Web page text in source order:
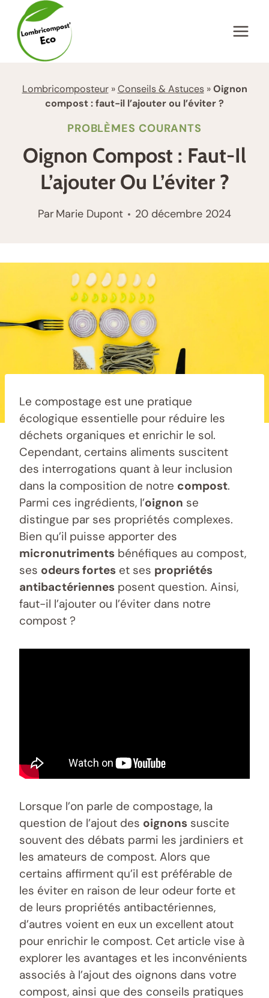
contenu
Lombricomposteur»Conseils & Astuces»Oignon
compost : faut-il l’ajouter ou l’éviter ?
PROBLÈMES COURANTS
Oignon Compost : Faut-Il
L’ajouter Ou L’éviter ?
ParMarie Dupont 20 décembre 2024
Le compostage est une pratique
écologique essentielle pour réduire les
déchets organiques et enrichir le sol.
Cependant, certains aliments suscitent
des interrogations quant à leur inclusion
dans la composition de notre compost.
Parmi ces ingrédients, l’oignon se
distingue par ses propriétés complexes.
Bien qu’il puisse apporter des
micronutriments bénéfiques au compost,
ses odeurs fortes et ses propriétés
antibactériennes posent question. Ainsi,
faut-il l’ajouter ou l’éviter dans notre
compost ?
Lorsque l’on parle de compostage, la
question de l’ajout des oignons suscite
souvent des débats parmi les jardiniers et
les amateurs de compost. Alors que
certains affirment qu’il est préférable de
les éviter en raison de leur odeur forte et
de leurs propriétés antibactériennes,
d’autres voient en eux un excellent atout
pour enrichir le compost. Cet article vise à
explorer les avantages et les inconvénients
associés à l’ajout des oignons dans votre
compost, ainsi que des conseils pratiques